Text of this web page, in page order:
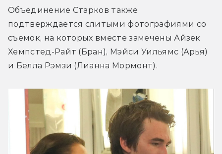
Объединение Старков также
подтверждается слитыми фотографиями со
съемок, на которых вместе замечены Айзек
Хемпстед-Райт (Бран), Мэйси Уильямс (Арья)
и Белла Рэмзи (Лианна Мормонт).